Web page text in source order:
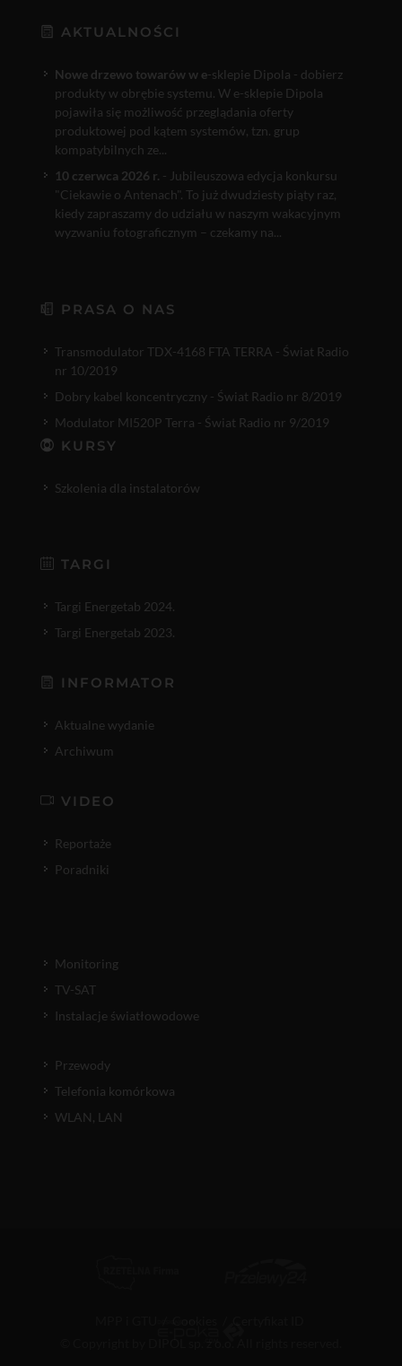
AKTUALNOŚCI
Nowe drzewo towarów w e-sklepie Dipola - dobierz
produkty w obrębie systemu. W e-sklepie Dipola
pojawiła się możliwość przeglądania oferty
produktowej pod kątem systemów, tzn. grup
kompatybilnych ze...
10 czerwca 2026 r. - Jubileuszowa edycja konkursu
"Ciekawie o Antenach". To już dwudziesty piąty raz,
kiedy zapraszamy do udziału w naszym wakacyjnym
wyzwaniu fotograficznym – czekamy na...
PRASA O NAS
Transmodulator TDX-4168 FTA TERRA - Świat Radio
nr 10/2019
Dobry kabel koncentryczny - Świat Radio nr 8/2019
Modulator MI520P Terra - Świat Radio nr 9/2019
KURSY
Szkolenia dla instalatorów
TARGI
Targi Energetab 2024.
Targi Energetab 2023.
INFORMATOR
Aktualne wydanie
Archiwum
VIDEO
Reportaże
Poradniki
Monitoring
TV-SAT
Instalacje światłowodowe
Przewody
Telefonia komórkowa
WLAN, LAN